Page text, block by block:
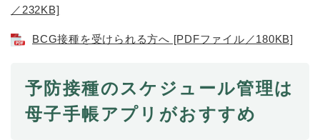
／232KB]
BCG接種を受けられる方へ [PDFファイル／180KB]
予防接種のスケジュール管理は
母子手帳アプリがおすすめ